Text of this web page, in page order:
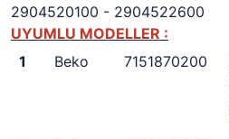
2904520100 - 2904522600
UYUMLU MODELLER :
1
Beko 7151870200